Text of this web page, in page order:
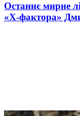
Останнє мирне
«Х-фактора»